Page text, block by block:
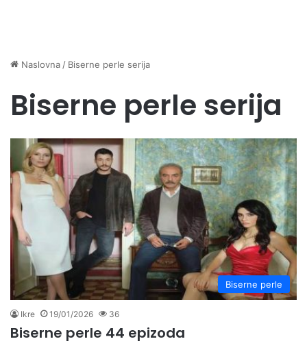
Naslovna / Biserne perle serija
Biserne perle serija
Biserne perle
Ikre 19/01/2026 36
Biserne perle 44 epizoda